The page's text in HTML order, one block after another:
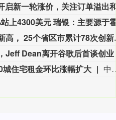
全国用
Jeff Dean离开谷歌后首谈创业
住宅租金环比涨幅扩大 中指研究院发文称，7月，高校毕业季租赁需求集中释放，全国住房租赁市场进入